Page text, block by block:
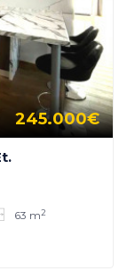
245.000€
63 m2